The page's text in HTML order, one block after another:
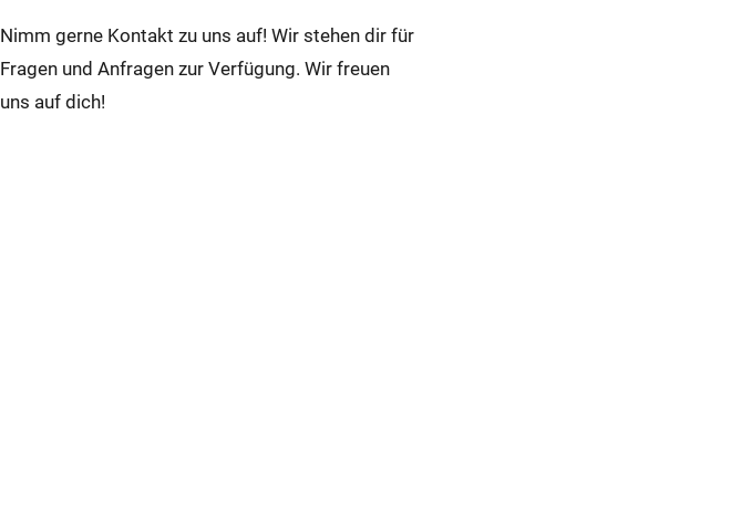
Nimm gerne Kontakt zu uns auf! Wir stehen dir für
Fragen und Anfragen zur Verfügung. Wir freuen
uns auf dich!